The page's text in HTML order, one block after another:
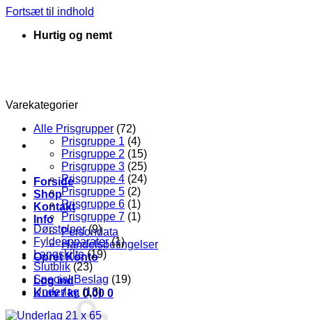
Fortsæt til indhold
Hurtig og nemt
Forside
Shop
Kontakt
Info
Persondata
Handelsbetingelser
Opret Konto
Log ind
Kurv /kr. 0,00 0
Varekategorier
Alle Prisgrupper (72)
Prisgruppe 1 (4)
Prisgruppe 2 (15)
Prisgruppe 3 (25)
Prisgruppe 4 (24)
Prisgruppe 5 (2)
Prisgruppe 6 (1)
Prisgruppe 7 (1)
Dørstolper (9)
Fyldeapparater (1)
Langskilte (19)
Slutblik (23)
Special Beslag (19)
Underlag (13)